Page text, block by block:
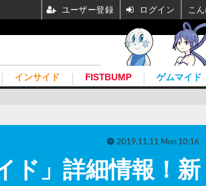
インサイド FISTBUMP ゲムマイド
ド」詳細情報！新
2019.11.11 Mon 10:16
ユーザー登録 ログイン こ